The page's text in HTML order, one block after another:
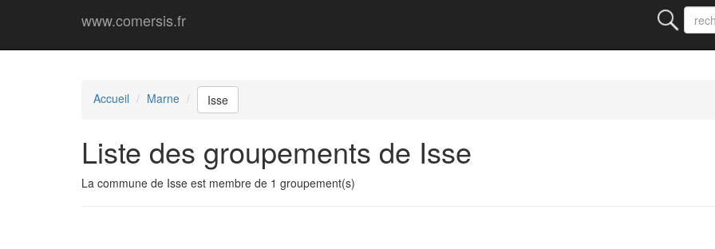
www.comersis.fr
Accueil Marne Isse
Liste des groupements de Isse
La commune de Isse est membre de 1 groupement(s)